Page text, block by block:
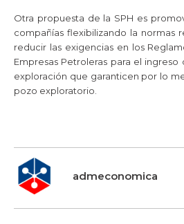
Otra propuesta de la SPH es
compañías flexibilizando la normas
reducir las exigencias en los
Empresas Petroleras para el ingreso
exploración que garanticen por lo
pozo exploratorio.
admeconomica